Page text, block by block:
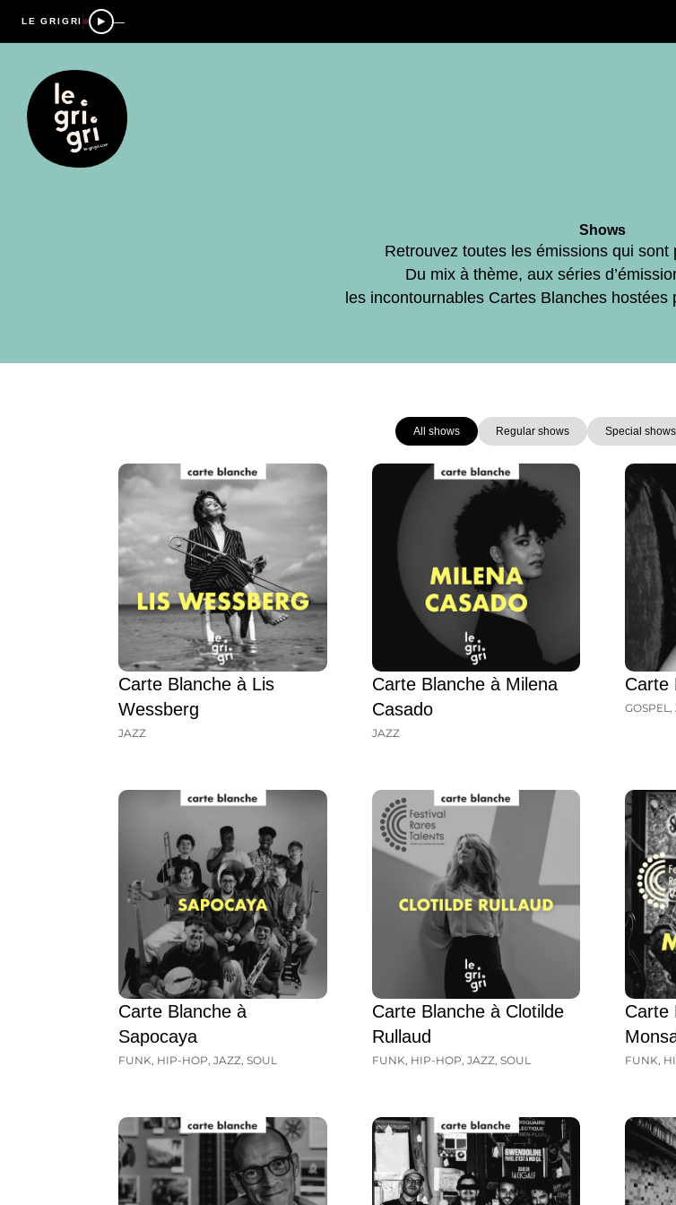
LE GRIGRI —
Shows
Retrouvez toutes les émissions qui sont
Du mix à thème, aux séries
les incontournables Cartes Blanches hostées
All shows Regular shows Special shows
Carte Blanche à Lis
Wessberg
JAZZ
Carte Blanche à Milena
Casado
JAZZ
Carte
GOSPEL,
Carte Blanche à
Sapocaya
FUNK HIP-HOP JAZZ SOUL
Carte Blanche à Clotilde
Rullaud
FUNK HIP-HOP JAZZ SOUL
Carte
FUNK
PagePage Page